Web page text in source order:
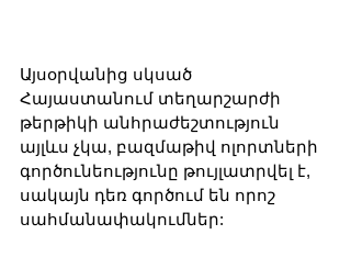
Այսօրվանից սկսած
Հայաստանում տեղարշարժի
թերթիկի անհրաժեշտություն
այլևս չկա, բազմաթիվ ոլորտների
գործունեությունը թույլատրվել է,
սակայն դեռ գործում են որոշ
սահմանափակումներ: